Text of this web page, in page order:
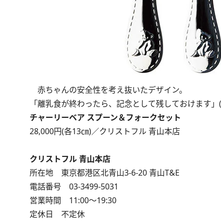
赤ちゃんの安全性を考え抜いたデザイン。
「離乳食が終わったら、記念として残しておけます
チャーリーベア スプーン＆フォークセット
28,000円(各13㎝)／クリストフル 青山本店
クリストフル 青山本店
所在地 東京都港区北青山3-6-20 青山T&E
電話番号 03-3499-5031
営業時間 11:00～19:30
定休日 不定休